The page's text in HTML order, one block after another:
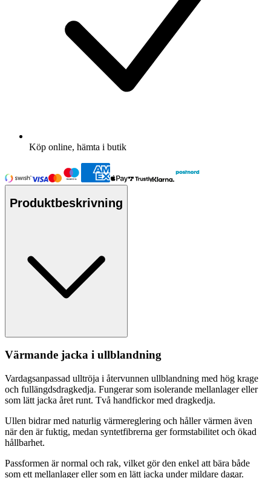
Köp online, hämta i butik
Produktbeskrivning
Värmande jacka i ullblandning
Vardagsanpassad ulltröja i återvunnen ullblandning med hög krage
och fullängdsdragkedja. Fungerar som isolerande mellanlager eller
som lätt jacka året runt. Två handfickor med dragkedja.
Ullen bidrar med naturlig värmereglering och håller värmen även
när den är fuktig, medan syntetfibrerna ger formstabilitet och ökad
hållbarhet.
Passformen är normal och rak, vilket gör den enkel att bära både
som ett mellanlager eller som en lätt jacka under mildare dagar.